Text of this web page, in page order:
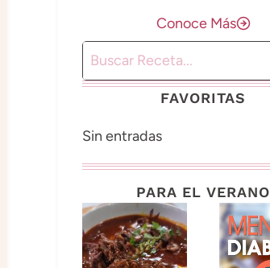
Conoce Más
Buscar
FAVORITAS
Sin entradas
PARA EL VERANO